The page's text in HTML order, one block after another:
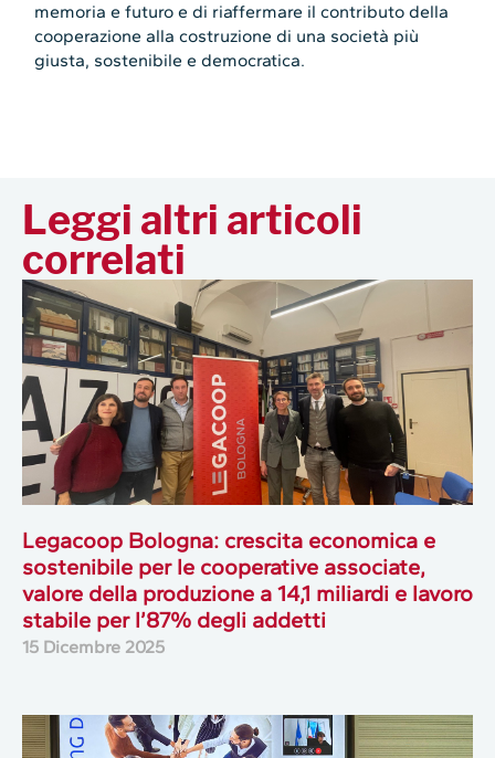
memoria e futuro e di riaffermare il contributo della
cooperazione alla costruzione di una società più
giusta, sostenibile e democratica.
Leggi altri articoli
correlati
Legacoop Bologna: crescita economica e
sostenibile per le cooperative associate,
valore della produzione a 14,1 miliardi e lavoro
stabile per l’87% degli addetti
15 Dicembre 2025